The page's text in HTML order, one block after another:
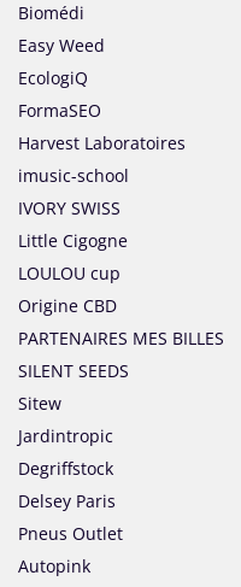
Biomédi
Easy Weed
EcologiQ
FormaSEO
Harvest Laboratoires
imusic-school
IVORY SWISS
Little Cigogne
LOULOU cup
Origine CBD
PARTENAIRES MES BILLES
SILENT SEEDS
Sitew
Jardintropic
Degriffstock
Delsey Paris
Pneus Outlet
Autopink